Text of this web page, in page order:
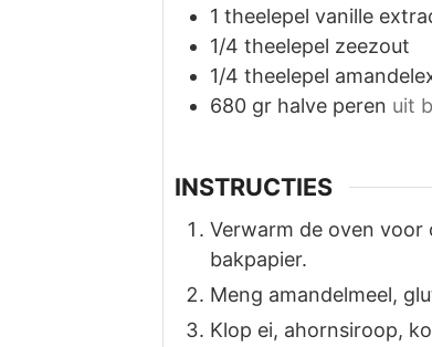
1 theelepel vanille
1/4 theelepel zeezout
1/4 theelepel
680 gr halve peren uit
INSTRUCTIES
Verwarm de oven voor
bakpapier.
Meng amandelmeel,
Klop ei, ahornsiroop,